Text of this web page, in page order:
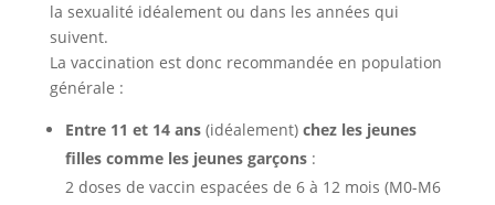
la sexualité idéalement ou dans les années qui
suivent.
La vaccination est donc recommandée en population
générale :
Entre 11 et 14 ans(idéalement) chez les jeunes
filles comme les jeunes garçons:
2 doses de vaccin espacées de 6 à 12 mois (M0-M6